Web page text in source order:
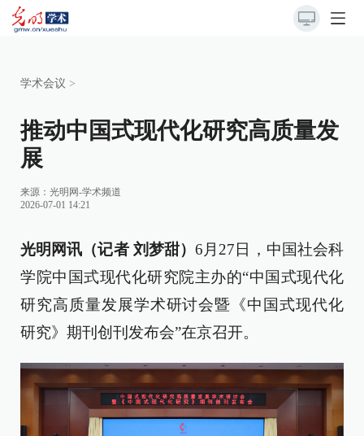
学术会议 >
推动中国式现代化研究高质量发
展
来源： 光明网-学术频道
2026-07-01 14:21
光明网讯（记者 刘梦甜）6月27日，中国社会科
学院中国式现代化研究院主办的“中国式现代化
研究高质量发展学术研讨会暨《中国式现代化
研究》期刊创刊发布会”在京召开。